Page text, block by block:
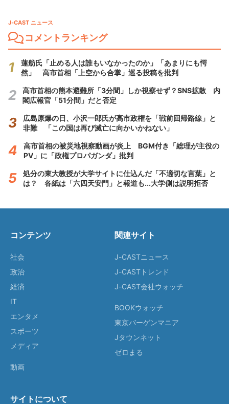
J-CAST ニュース
コメントランキング
蓮舫氏「止める人は誰もいなかったのか」「あまりにも愕
然」 高市首相「上空から合掌」巡る投稿を批判
高市首相の熊本避難所「3分間」しか視察せず？SNS拡散 内
閣広報官「51分間」だと否定
広島原爆の日、小沢一郎氏が高市政権を「戦前回帰路線」と
非難 「この国は再び滅亡に向かいかねない」
高市首相の被災地視察動画が炎上 BGM付き「総理が主役の
PV」に「政権プロパガンダ」批判
処分の東大教授が大学サイトに仕込んだ「不適切な言葉」と
は？ 各紙は「六四天安門」と報道も...大学側は説明拒否
コンテンツ
社会
政治
経済
IT
エンタメ
スポーツ
メディア
動画
関連サイト
J-CASTニュース
J-CASTトレンド
J-CAST会社ウォッチ
BOOKウォッチ
東京バーゲンマニア
Jタウンネット
ゼロまる
サイトについて